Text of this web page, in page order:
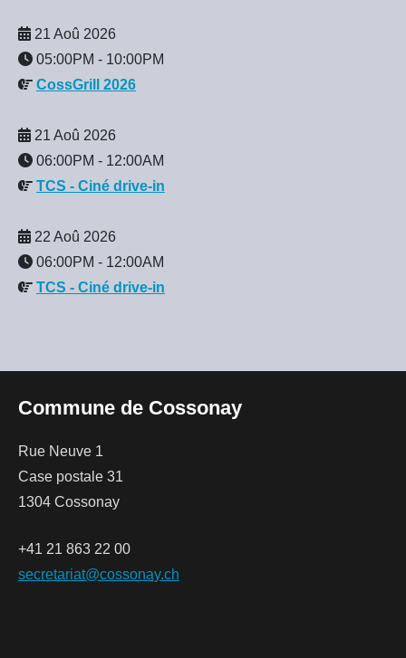
21 Aoû 2026
05:00PM - 10:00PM
CossGrill 2026
21 Aoû 2026
06:00PM - 12:00AM
TCS - Ciné drive-in
22 Aoû 2026
06:00PM - 12:00AM
TCS - Ciné drive-in
Commune de Cossonay
Rue Neuve 1
Case postale 31
1304 Cossonay
+41 21 863 22 00
secretariat@cossonay.ch